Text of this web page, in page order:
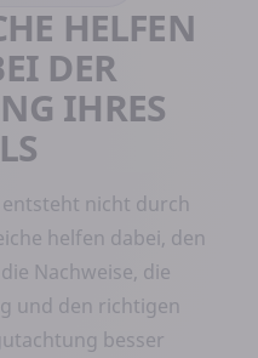
HELFEN
DER
IHRES
nicht durch
helfen dabei, den
Nachweise, die
und den richtigen
besser